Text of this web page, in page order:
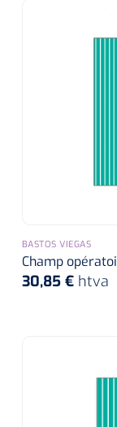
BASTOS VIEGAS
Champ
30,85 € htva